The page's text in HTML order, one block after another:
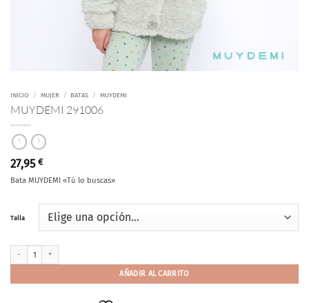
INICIO / MUJER / BATAS / MUYDEMI
MUYDEMI 291006
27,95 €
Bata MUYDEMI «Tú lo buscas»
Talla
AÑADIR AL CARRITO